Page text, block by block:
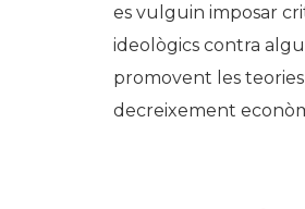
es vulguin imposar
ideològics contra
promovent les teories
decreixement